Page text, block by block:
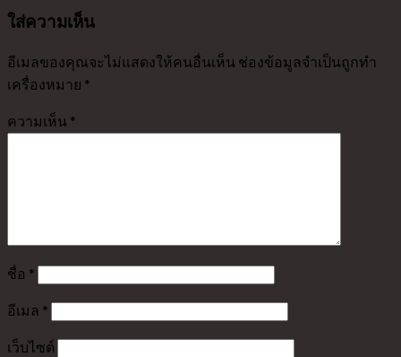
ใส่ความเห็น
อีเมลของคุณจะไม่แสดงให้คนอื่นเห็น ช่องข้อมูลจำเป็นถูกทำ
เครื่องหมาย *
ความเห็น *
ชื่อ *
อีเมล *
เว็บไซต์